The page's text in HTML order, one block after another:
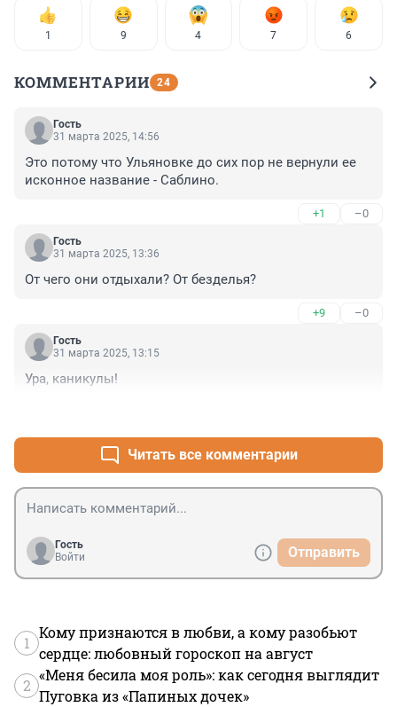
1 9 4 7 6
КОММЕНТАРИИ 24
Гость
31 марта 2025, 14:56
Это потому что Ульяновке до сих пор не вернули ее
исконное название - Саблино.
+1 –0
Гость
31 марта 2025, 13:36
От чего они отдыхали? От безделья?
+9 –0
Гость
31 марта 2025, 13:15
Ура, каникулы!
Читать все комментарии
Гость
Войти
Отправить
1
Кому признаются в любви, а кому разобьют
сердце: любовный гороскоп на август
2
«Меня бесила моя роль»: как сегодня выглядит
Пуговка из «Папиных дочек»